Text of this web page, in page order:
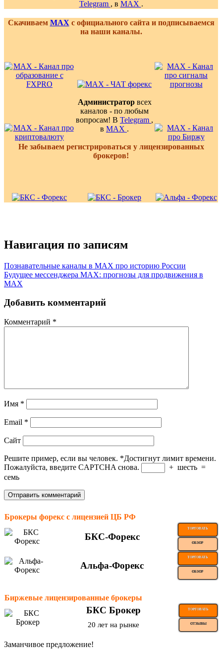
Telegram , в MAX .
Скачиваем MAX с официального сайта и подписываемся
на наши каналы.
Администраторвсех
каналов - по любым
вопросам! В Telegram ,
в MAX .
Не забываем регистрироваться у лицензированных
брокеров!
Навигация по записям
Познавательные каналы в MAX про историю России
Будущее мессенджера MAX: прогнозы для продвижения в
MAX
Добавить комментарий
Комментарий *
Имя *
Email *
Сайт
Решите пример, если вы человек. *Достигнут лимит времени.
Пожалуйста, введите CAPTCHA снова.
+ шесть =
семь
Брокеры форекс с лицензией ЦБ РФ
БКС-Форекс
ТОРГОВАТЬ
ОБЗОР
Альфа-Форекс
ТОРГОВАТЬ
ОБЗОР
Биржевые лицензированные брокеры
БКС Брокер ТОРГОВАТЬ
20 лет на рынке ОТЗЫВЫ
Заманчивое предложение!